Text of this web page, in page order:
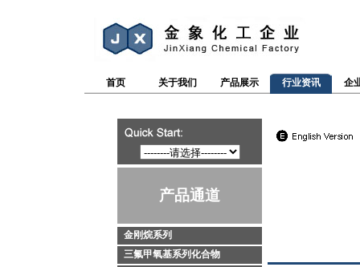
首页 关于我们 产品展示 行业资讯 企
产品通道
金刚烷系列
三氟甲氧基系列化合物